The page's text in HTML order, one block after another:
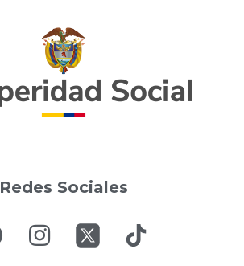
Redes Sociales